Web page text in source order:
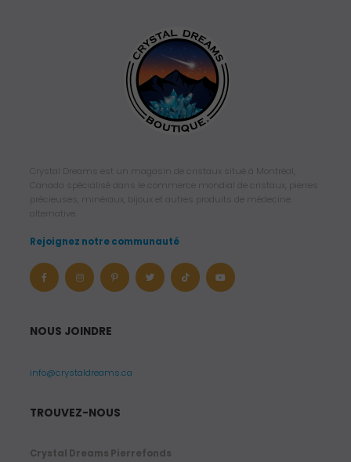
Crystal Dreams est un magasin de cristaux situé à Montréal,
Canada spécialisé dans le commerce mondial de cristaux, pierres
précieuses, minéraux, bijoux et autres produits de médecine
alternative.
Rejoignez notre communauté
NOUS JOINDRE
info@crystaldreams.ca
TROUVEZ-NOUS
Crystal Dreams Pierrefonds